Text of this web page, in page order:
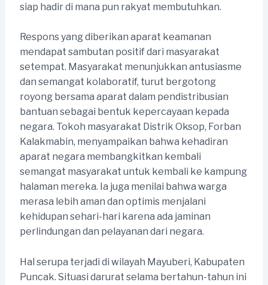
siap hadir di mana pun rakyat membutuhkan.
Respons yang diberikan aparat keamanan
mendapat sambutan positif dari masyarakat
setempat. Masyarakat menunjukkan antusiasme
dan semangat kolaboratif, turut bergotong
royong bersama aparat dalam pendistribusian
bantuan sebagai bentuk kepercayaan kepada
negara. Tokoh masyarakat Distrik Oksop, Forban
Kalakmabin, menyampaikan bahwa kehadiran
aparat negara membangkitkan kembali
semangat masyarakat untuk kembali ke kampung
halaman mereka. Ia juga menilai bahwa warga
merasa lebih aman dan optimis menjalani
kehidupan sehari-hari karena ada jaminan
perlindungan dan pelayanan dari negara.
Hal serupa terjadi di wilayah Mayuberi, Kabupaten
Puncak. Situasi darurat selama bertahun-tahun ini